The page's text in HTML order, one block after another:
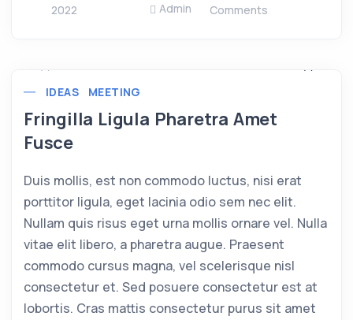
2022
Admin
Comments
IDEAS MEETING
Fringilla Ligula Pharetra Amet
Fusce
Duis mollis, est non commodo luctus, nisi erat
porttitor ligula, eget lacinia odio sem nec elit.
Nullam quis risus eget urna mollis ornare vel. Nulla
vitae elit libero, a pharetra augue. Praesent
commodo cursus magna, vel scelerisque nisl
consectetur et. Sed posuere consectetur est at
lobortis. Cras mattis consectetur purus sit amet